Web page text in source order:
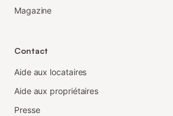
Magazine
Contact
Aide aux locataires
Aide aux propriétaires
Presse